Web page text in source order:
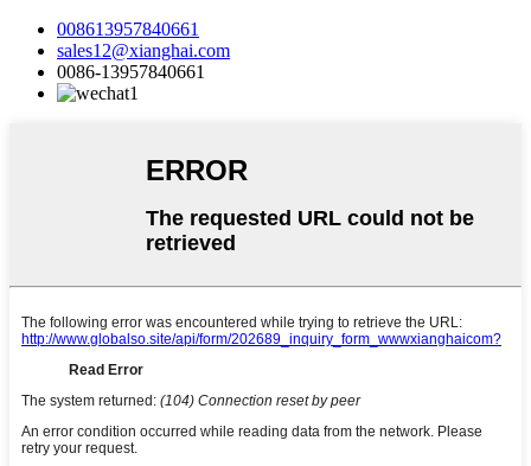
008613957840661
sales12@xianghai.com
0086-13957840661